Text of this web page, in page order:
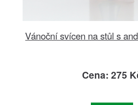
Vánoční svícen na stůl s
Cena: 275